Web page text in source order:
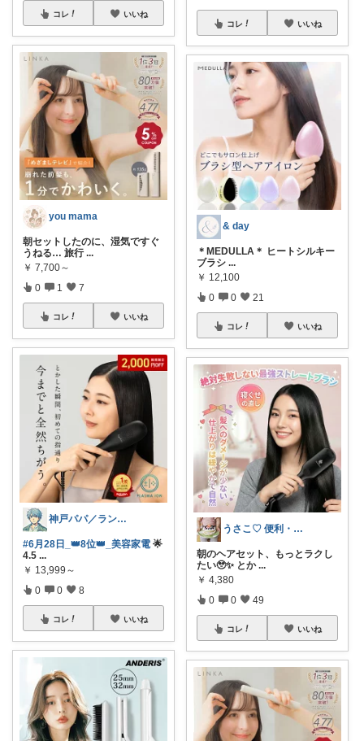
コレ いいね
you mama
朝セットしたのに、湿気ですぐ
うねる… 旅行 ...
￥ 7,700～
0 1 7
コレ いいね
神戸パパ／ランキング＆レビュー毎日掲載
#6月28日_👑8位👑_美容家電 🌟
4.5 ...
￥ 13,999～
0 0 8
コレ いいね
コレ いいね
& day
＊MEDULLA＊ ヒートシルキー
ブラシ ...
￥ 12,100
0 0 21
コレ いいね
うさこ♡ 便利・健康・おしゃれ♡
朝のヘアセット、もっとラクし
たい🥹✨ とか ...
￥ 4,380
0 0 49
コレ いいね